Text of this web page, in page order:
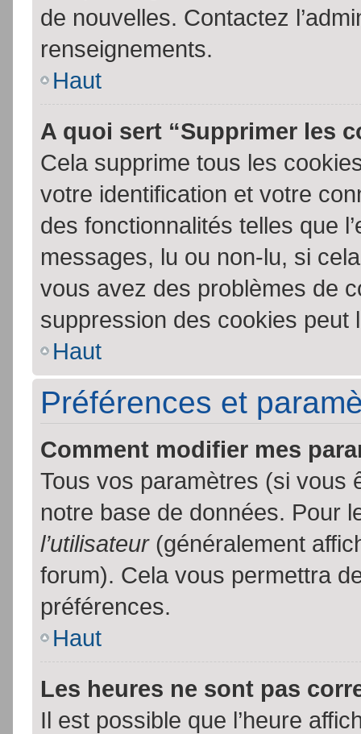
de nouvelles. Contactez
renseignements.
Haut
A quoi sert “Supprimer les
Cela supprime tous les
votre identification et votre
des fonctionnalités telles que
messages, lu ou non-lu, si
vous avez des problèmes de
suppression des cookies peut
Haut
Préférences et
Comment modifier mes
Tous vos paramètres (si vous
notre base de données. Pour
l’utilisateur(généralement
forum). Cela vous permettra
préférences.
Haut
Les heures ne sont pas
Il est possible que l’heure